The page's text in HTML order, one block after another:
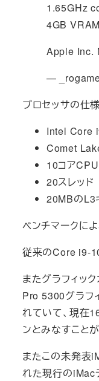
1.65GHz
4GB VRAM
Apple Inc.
—
プロセッサの仕
Intel Core
Comet
10コアCPU
20スレッド
20MBのL3
ベンチマークに
従来のCore i9-
またグラフィッ
Pro 5300グラフ
れていて、現在
ンとみなすこと
またこの未発表
れた現行のiMac